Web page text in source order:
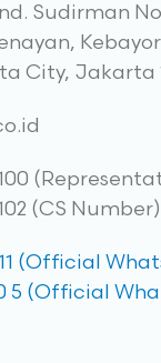
Sudirman
City, Jakarta
(CS Number)
(Official
5 (Official